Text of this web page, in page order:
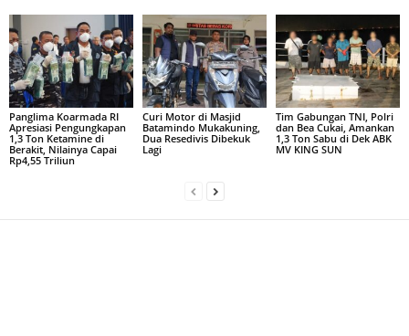
Panglima Koarmada RI
Apresiasi Pengungkapan
1,3 Ton Ketamine di
Berakit, Nilainya Capai
Rp4,55 Triliun
Curi Motor di Masjid
Batamindo Mukakuning,
Dua Resedivis Dibekuk
Lagi
Tim Gabungan TNI, Polri
dan Bea Cukai, Amankan
1,3 Ton Sabu di Dek ABK
MV KING SUN